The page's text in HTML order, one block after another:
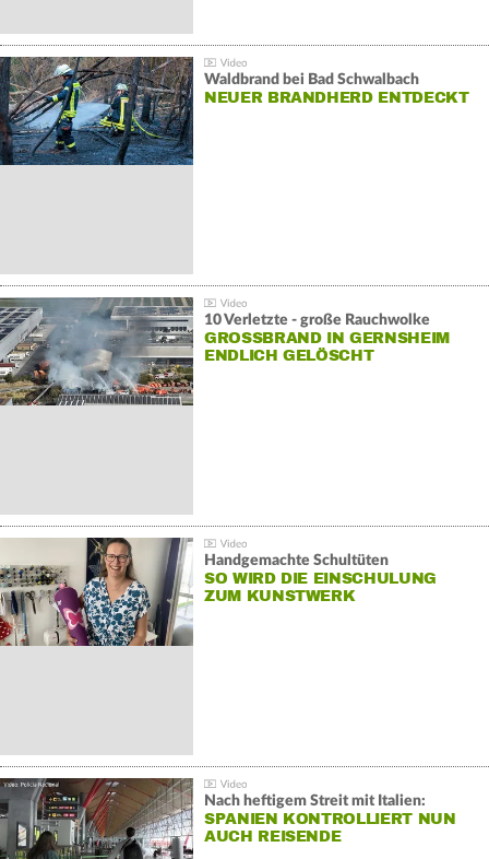
Waldbrand bei Bad Schwalbach
NEUER BRANDHERD ENTDECKT
10 Verletzte - große Rauchwolke
GROSSBRAND IN GERNSHEIM E
NDLICH GELÖSCHT
Handgemachte Schultüten
SO WIRD DIE EINSCHULUNG
ZUM KUNSTWERK
Nach heftigem Streit mit Italien:
SPANIEN KONTROLLIERT NUN
AUCH REISENDE